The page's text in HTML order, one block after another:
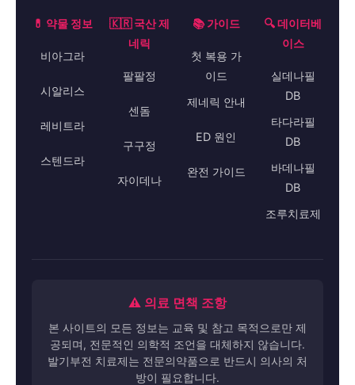
💊 약물 정보
비아그라
시알리스
레비트라
스텐드라
🇰🇷 국산 제
네릭
팔팔정
센돔
구구정
자이데나
📚 가이드
첫 복용 가
이드
제네릭 안내
ED 원인
완전 가이드
🔍 데이터베
이스
실데나필
DB
타다라필
DB
바데나필
DB
조루치료제
⚠️ 의료 면책 조항
본 사이트의 모든 정보는 교육 및 참고 목적으로만 제
공되며, 전문적인 의학적 조언을 대체하지 않습니다.
발기부전 치료제는 전문의약품으로 반드시 의사의 처
방이 필요합니다.